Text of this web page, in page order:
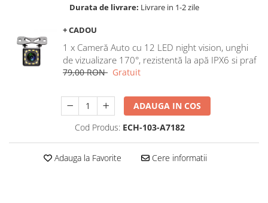
Navigatii Chevrolet
Navigatii Honda
Navigatii Jeep
Navigatii Land Rover
Navigatii Iveco
Navigatii Chrysler
Durata de livrare: Livrare in 1-2 zile
+ CADOU
1 x Cameră Auto cu 12 LED night vision, unghi
de vizualizare 170°, rezistentă la apă IPX6 si praf
79,00 RON Gratuit
ADAUGA IN COS
Cod Produs: ECH-103-A7182
Adauga la Favorite Cere informatii